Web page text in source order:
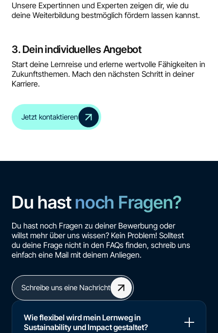
Unsere Expertinnen und Experten zeigen dir, wie du
deine Weiterbildung bestmöglich fördern lassen kannst.
3. Dein individuelles Angebot
Start deine Lernreise und erlerne wertvolle Fähigkeiten in
Zukunftsthemen. Mach den nächsten Schritt in deiner
Karriere.
Jetzt kontaktieren
Du hastnoch Fragen?
Du hast noch Fragen zu deiner Bewerbung oder
willst mehr über uns wissen? Kein Problem! Solltest
du deine Frage nicht in den FAQs finden, schreib uns
einfach eine Mail mit deinem Anliegen.
Schreibe uns eine Nachricht
Wie flexibel wird mein Lernweg in
Sustainability und Impact gestaltet?